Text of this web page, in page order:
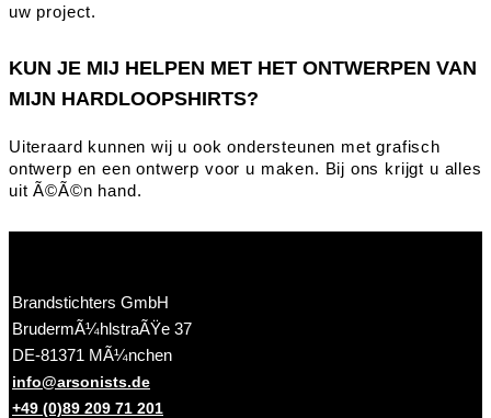
uw project.
KUN JE MIJ HELPEN MET HET ONTWERPEN VAN
MIJN HARDLOOPSHIRTS?
Uiteraard kunnen wij u ook ondersteunen met grafisch
ontwerp en een ontwerp voor u maken. Bij ons krijgt u alles
uit Ã©Ã©n hand.
Brandstichters GmbH
BrudermÃ¼hlstraÃŸe 37
DE-81371 MÃ¼nchen
info@arsonists.de
+49 (0)89 209 71 201